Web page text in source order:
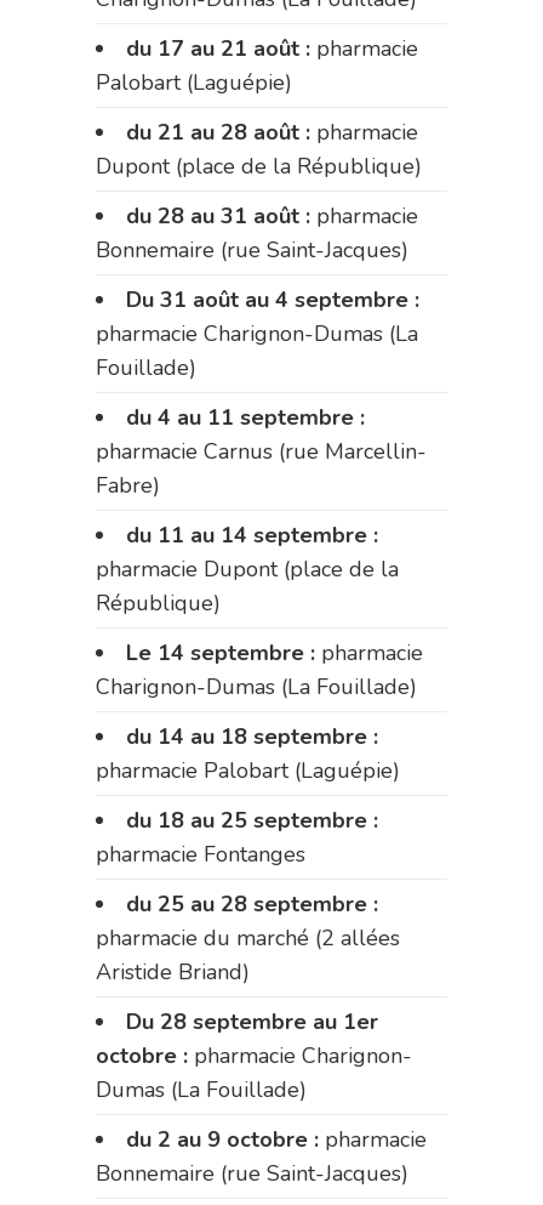
du 17 au 21 août : pharmacie
Palobart (Laguépie)
du 21 au 28 août : pharmacie
Dupont (place de la République)
du 28 au 31 août : pharmacie
Bonnemaire (rue Saint-Jacques)
Du 31 août au 4 septembre :
pharmacie Charignon-Dumas (La
Fouillade)
du 4 au 11 septembre :
pharmacie Carnus (rue Marcellin-
Fabre)
du 11 au 14 septembre :
pharmacie Dupont (place de la
République)
Le 14 septembre : pharmacie
Charignon-Dumas (La Fouillade)
du 14 au 18 septembre :
pharmacie Palobart (Laguépie)
du 18 au 25 septembre :
pharmacie Fontanges
du 25 au 28 septembre :
pharmacie du marché (2 allées
Aristide Briand)
Du 28 septembre au 1er
octobre : pharmacie Charignon-
Dumas (La Fouillade)
du 2 au 9 octobre : pharmacie
Bonnemaire (rue Saint-Jacques)